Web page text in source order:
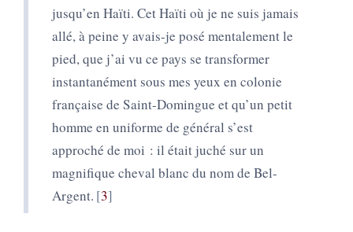
jusqu’en Haïti. Cet Haïti où je ne suis jamais
allé, à peine y avais-je posé mentalement le
pied, que j’ai vu ce pays se transformer
instantanément sous mes yeux en colonie
française de Saint-Domingue et qu’un petit
homme en uniforme de général s’est
approché de moi : il était juché sur un
magnifique cheval blanc du nom de Bel-
Argent. 3